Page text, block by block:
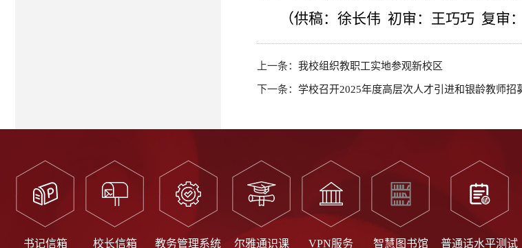
（供稿：徐长伟 初审：王巧巧 复审
上一条： 我校组织教职工实地参观新校区
下一条： 学校召开2025年度高层次人才引进和银龄教师招
书记信箱 校长信箱 教务管理系统 尔雅通识课 VPN服务 智慧图书馆 普通话水平测试